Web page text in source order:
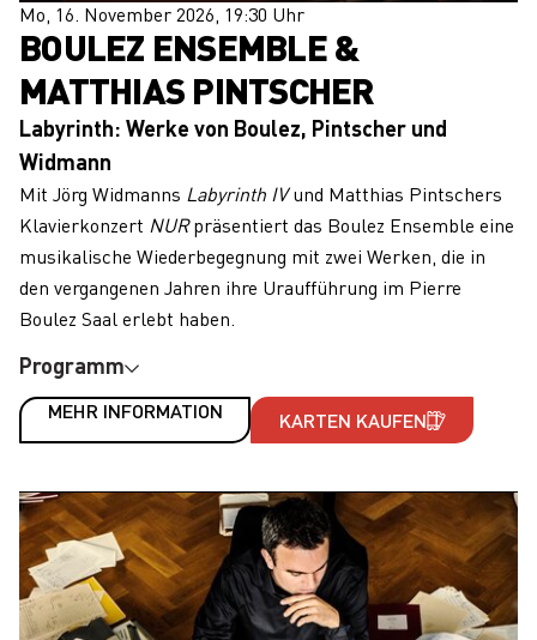
Mo, 16. November 2026, 19:30 Uhr
BOULEZ ENSEMBLE &
MATTHIAS PINTSCHER
Labyrinth: Werke von Boulez, Pintscher und
Widmann
Mit Jörg Widmanns Labyrinth IVund Matthias Pintschers
Klavierkonzert NURpräsentiert das Boulez Ensemble eine
musikalische Wiederbegegnung mit zwei Werken, die in
den vergangenen Jahren ihre Uraufführung im Pierre
Boulez Saal erlebt haben.
Programm
MEHR INFORMATION KARTEN KAUFEN